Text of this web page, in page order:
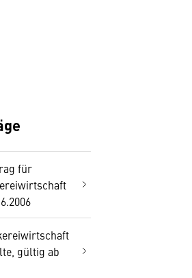
für
gültig ab